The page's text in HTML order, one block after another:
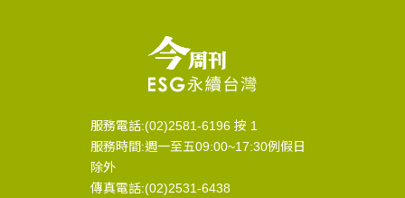
服務電話:(02)2581-6196 按 1
服務時間:週一至五09:00~17:30例假日
除外
傳真電話:(02)2531-6438